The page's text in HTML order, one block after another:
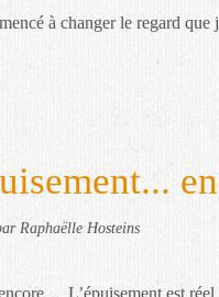
à changer le regard
Raphaëlle Hosteins
L’épuisement est